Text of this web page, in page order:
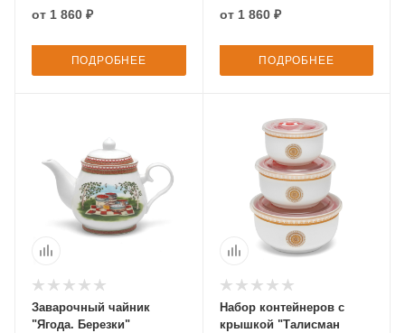
от 1 860 ₽
ПОДРОБНЕЕ
от 1 860 ₽
ПОДРОБНЕЕ
Заварочный чайник
"Ягода. Березки"
Набор контейнеров с
крышкой "Талисман